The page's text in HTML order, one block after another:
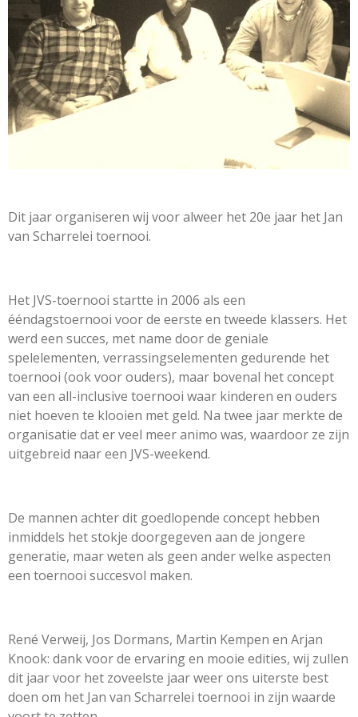
Dit jaar organiseren wij voor alweer het 20e jaar het Jan
van Scharrelei toernooi.
Het JVS-toernooi startte in 2006 als een
ééndagstoernooi voor de eerste en tweede klassers. Het
werd een succes, met name door de geniale
spelelementen, verrassingselementen gedurende het
toernooi (ook voor ouders), maar bovenal het concept
van een all-inclusive toernooi waar kinderen en ouders
niet hoeven te klooien met geld. Na twee jaar merkte de
organisatie dat er veel meer animo was, waardoor ze zijn
uitgebreid naar een JVS-weekend.
De mannen achter dit goedlopende concept hebben
inmiddels het stokje doorgegeven aan de jongere
generatie, maar weten als geen ander welke aspecten
een toernooi succesvol maken.
René Verweij, Jos Dormans, Martin Kempen en Arjan
Knook: dank voor de ervaring en mooie edities, wij zullen
dit jaar voor het zoveelste jaar weer ons uiterste best
doen om het Jan van Scharrelei toernooi in zijn waarde